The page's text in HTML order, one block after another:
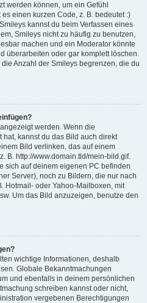
werden können, um ein Gefühl
einen kurzen Code, z. B. bedeutet :)
kannst du beim Verfassen eines
Smileys nicht zu häufig zu benutzen,
machen und ein Moderator könnte
überarbeiten oder gar komplett löschen.
Anzahl der Smileys begrenzen, die du
werden. Wenn die
kannst du das Bild auch direkt
Bild verlinken, das auf einem
B. http://www.domain.tld/mein-bild.gif.
sich auf deinem eigenen PC befinden
Server), noch zu Bildern, die nur nach
Hotmail- oder Yahoo-Mailboxen, mit
Um das Bild anzuzeigen, benutze den
wichtige Informationen, deshalb
Globale Bekanntmachungen
und ebenfalls in deinem persönlichen
schreiben kannst oder nicht,
vergebenen Berechtigungen